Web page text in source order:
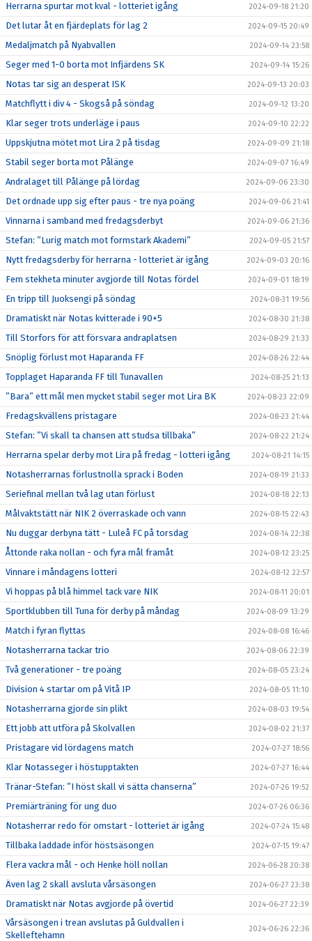
Herrarna spurtar mot kval - lotteriet igång 2024-09-18 21:20
Det lutar åt en fjärdeplats för lag 2 2024-09-15 20:49
Medaljmatch på Nyabvallen 2024-09-14 23:58
Seger med 1-0 borta mot Infjärdens SK 2024-09-14 15:26
Notas tar sig an desperat ISK 2024-09-13 20:03
Matchflytt i div 4 - Skogså på söndag 2024-09-12 13:20
Klar seger trots underläge i paus 2024-09-10 22:22
Uppskjutna mötet mot Lira 2 på tisdag 2024-09-09 21:18
Stabil seger borta mot Pålänge 2024-09-07 16:49
Andralaget till Pålänge på lördag 2024-09-06 23:30
Det ordnade upp sig efter paus - tre nya poäng 2024-09-06 21:41
Vinnarna i samband med fredagsderbyt 2024-09-06 21:36
Stefan: ”Lurig match mot formstark Akademi” 2024-09-05 21:57
Nytt fredagsderby för herrarna - lotteriet är igång 2024-09-03 20:16
Fem stekheta minuter avgjorde till Notas fördel 2024-09-01 18:19
En tripp till Juoksengi på söndag 2024-08-31 19:56
Dramatiskt när Notas kvitterade i 90+5 2024-08-30 21:38
Till Storfors för att försvara andraplatsen 2024-08-29 21:33
Snöplig förlust mot Haparanda FF 2024-08-26 22:44
Topplaget Haparanda FF till Tunavallen 2024-08-25 21:13
”Bara” ett mål men mycket stabil seger mot Lira BK 2024-08-23 22:09
Fredagskvällens pristagare 2024-08-23 21:44
Stefan: ”Vi skall ta chansen att studsa tillbaka” 2024-08-22 21:24
Herrarna spelar derby mot Lira på fredag - lotteri igång 2024-08-21 14:15
Notasherrarnas förlustnolla sprack i Boden 2024-08-19 21:33
Seriefinal mellan två lag utan förlust 2024-08-18 22:13
Målvaktstätt när NIK 2 överraskade och vann 2024-08-15 22:43
Nu duggar derbyna tätt - Luleå FC på torsdag 2024-08-14 22:38
Åttonde raka nollan - och fyra mål framåt 2024-08-12 23:25
Vinnare i måndagens lotteri 2024-08-12 22:57
Vi hoppas på blå himmel tack vare NIK 2024-08-11 20:01
Sportklubben till Tuna för derby på måndag 2024-08-09 13:29
Match i fyran flyttas 2024-08-08 16:46
Notasherrarna tackar trio 2024-08-06 22:39
Två generationer - tre poäng 2024-08-05 23:24
Division 4 startar om på Vitå IP 2024-08-05 11:10
Notasherrarna gjorde sin plikt 2024-08-03 19:54
Ett jobb att utföra på Skolvallen 2024-08-02 21:37
Pristagare vid lördagens match 2024-07-27 18:56
Klar Notasseger i höstupptakten 2024-07-27 16:44
Tränar-Stefan: ”I höst skall vi sätta chanserna” 2024-07-26 19:52
Premiärträning för ung duo 2024-07-26 06:36
Notasherrar redo för omstart - lotteriet är igång 2024-07-24 15:48
Tillbaka laddade inför höstsäsongen 2024-07-15 19:47
Flera vackra mål - och Henke höll nollan 2024-06-28 20:38
Även lag 2 skall avsluta vårsäsongen 2024-06-27 23:38
Dramatiskt när Notas avgjorde på övertid 2024-06-27 22:39
Vårsäsongen i trean avslutas på Guldvallen i
Skelleftehamn
2024-06-26 22:36